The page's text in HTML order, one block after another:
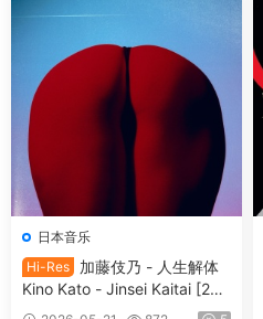
日本音乐
Hi-Res
加藤伎乃 - 人生解体
Kino Kato - Jinsei Kaitai [202
4.10.04] [24Bit/48kHz] [Hi-R